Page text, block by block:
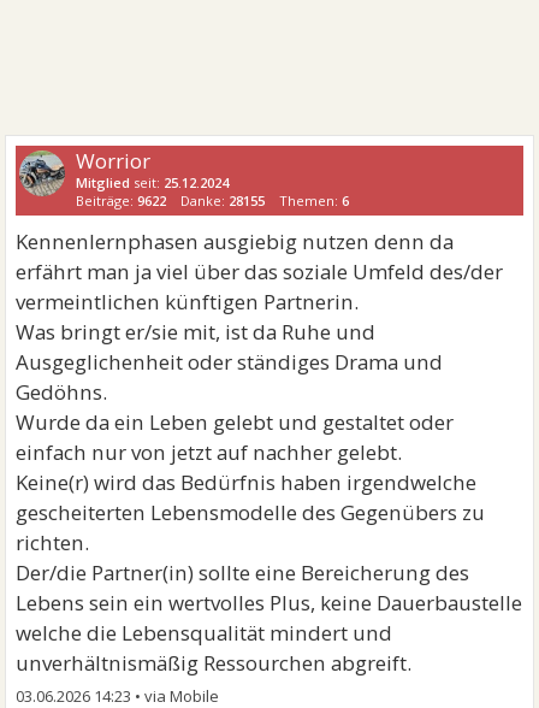
Worrior
Mitglied seit: 25.12.2024
Beiträge:9622 Danke: 28155 Themen:6
Kennenlernphasen ausgiebig nutzen denn da
erfährt man ja viel über das soziale Umfeld des/der
vermeintlichen künftigen Partnerin.
Was bringt er/sie mit, ist da Ruhe und
Ausgeglichenheit oder ständiges Drama und
Gedöhns.
Wurde da ein Leben gelebt und gestaltet oder
einfach nur von jetzt auf nachher gelebt.
Keine(r) wird das Bedürfnis haben irgendwelche
gescheiterten Lebensmodelle des Gegenübers zu
richten.
Der/die Partner(in) sollte eine Bereicherung des
Lebens sein ein wertvolles Plus, keine Dauerbaustelle
welche die Lebensqualität mindert und
unverhältnismäßig Ressourchen abgreift.
03.06.2026 14:23 •